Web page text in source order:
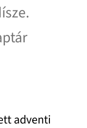
adventi